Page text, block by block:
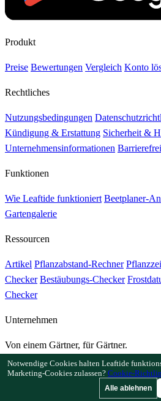
Produkt
Preise Bewertungen Vergleich Konto
Rechtliches
Nutzungsbedingungen
Kündigung & Erstattung Sicherheit &
Unternehmensinformationen
Funktionen
Wie Leaftide funktioniert Beetplaner-
Gartengalerie
Ressourcen
Artikel Pflanzabstand-Rechner
Checker Bestäubungs-Checker
Checker
Unternehmen
Von einem Gärtner, für Gärtner.
Entwickelt und betreut in
© 2026 Leaftide. Alle Rechte
Notwendige Cookies halten Leaftide
Marketing-Cookies zulassen? Cookie-
Alle ablehnen